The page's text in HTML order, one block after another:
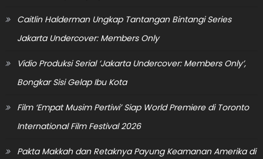
Caitlin Halderman Ungkap Tantangan Bintangi Series
Jakarta Undercover: Members Only
Vidio Produksi Serial ‘Jakarta Undercover: Members Only’,
Bongkar Sisi Gelap Ibu Kota
Film ‘Empat Musim Pertiwi’ Siap World Premiere di Toronto
International Film Festival 2026
Pakta Makkah dan Retaknya Payung Keamanan Amerika di